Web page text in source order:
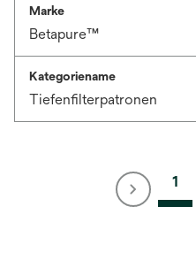
Marke
Betapure™
Kategoriename
Tiefenfilterpatronen
1